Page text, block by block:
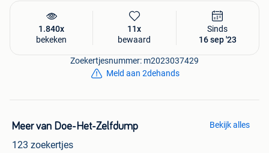
Onbehandeld
Exclusief glas
Zonder slotgat
-------------------------------------------
Afmeting:
93,5×234 cm
Borstwering:28 cm
Dikte:55 mm
1.840x
bekeken
11x
bewaard
Sinds
16 sep '23
Zoekertjesnummer: m2023037429
Meld aan 2dehands
Meer van Doe-Het-Zelfdump
123 zoekertjes
Bekijk alles